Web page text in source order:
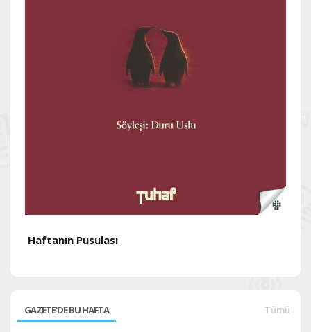
Haftanın Pusulası
GAZETE'DE BU HAFTA Tümü